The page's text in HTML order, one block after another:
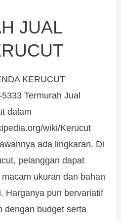
JUAL
KERUCUT
Termurah Jual
dalam
wiki/Kerucut
ada lingkaran. Di
pelanggan dapat
ukuran dan bahan
Harganya pun bervariatif
dengan budget serta